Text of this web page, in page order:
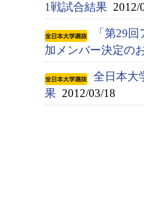
1戦試合結果 2012/
「第29
加メンバー決定の
全日本大
果 2012/03/18